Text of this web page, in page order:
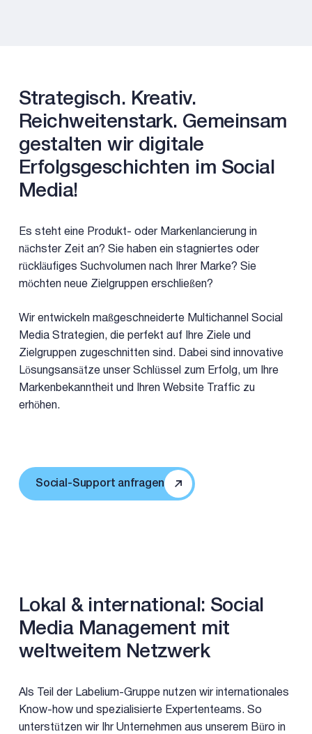
Strategisch. Kreativ.
Reichweitenstark. Gemeinsam
gestalten wir digitale
Erfolgsgeschichten im Social
Media!
Es steht eine Produkt- oder Markenlancierung in
nächster Zeit an? Sie haben ein stagniertes oder
rückläufiges Suchvolumen nach Ihrer Marke? Sie
möchten neue Zielgruppen erschließen?
Wir entwickeln maßgeschneiderte Multichannel Social
Media Strategien, die perfekt auf Ihre Ziele und
Zielgruppen zugeschnitten sind. Dabei sind innovative
Lösungsansätze unser Schlüssel zum Erfolg, um Ihre
Markenbekanntheit und Ihren Website Traffic zu
erhöhen.
Social-Support anfragen
Lokal & international: Social
Media Management mit
weltweitem Netzwerk
Als Teil der Labelium-Gruppe nutzen wir internationales
Know-how und spezialisierte Expertenteams. So
unterstützen wir Ihr Unternehmen aus unserem Büro in